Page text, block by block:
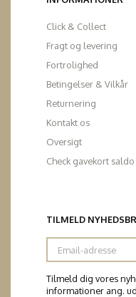
Click & Collect
Fragt og levering
Fortrolighed
Betingelser & Vilkår
Returnering
Kontakt os
Oversigt
Check gavekort saldo
TILMELD
Email-
adresse
Tilmeld dig vores
informationer ang.